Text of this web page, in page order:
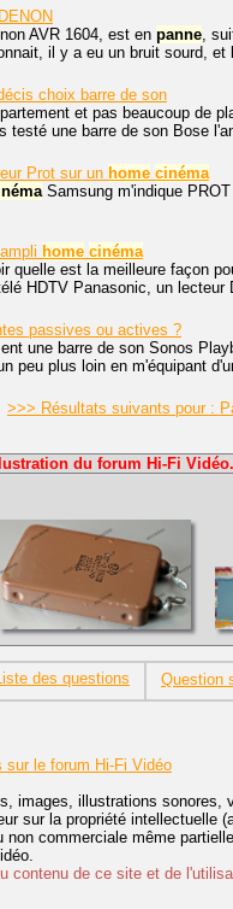
AVR 1604, est en panne,
il y a eu un bruit sourd, et
choix barre de son
et pas beaucoup de
testé une barre de son Bose
Prot sur un home cinéma
Samsung m'indique
home cinéma
quelle est la meilleure façon
HDTV Panasonic, un
passives ou actives ?
une barre de son Sonos
peu plus loin en m'équipant
>>> Résultats suivants pour :
du forum Hi-Fi
des questions Question
sur le forum Hi-Fi Vidéo
images, illustrations
sur la propriété intellectuelle
commerciale même
contenu de ce site et de